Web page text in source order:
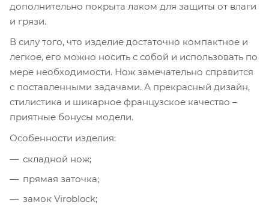
дополнительно покрыта лаком для защиты от влаги
и грязи.
В силу того, что изделие достаточно компактное и
легкое, его можно носить с собой и использовать по
мере необходимости. Нож замечательно справится
с поставленными задачами. А прекрасный дизайн,
стилистика и шикарное французское качество –
приятные бонусы модели.
Особенности изделия:
складной нож;
прямая заточка;
замок Viroblock;